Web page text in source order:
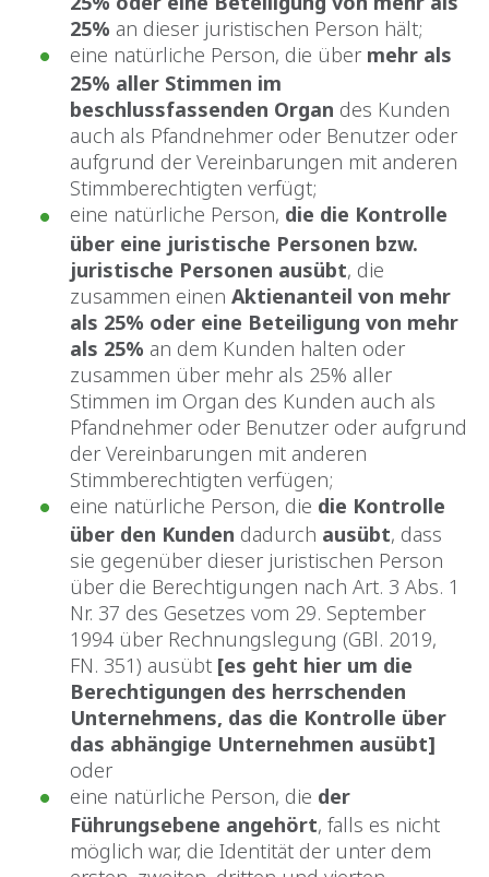
25% an dieser juristischen Person hält;
eine natürliche Person, die über mehr als
25% aller Stimmen im
beschlussfassenden Organ des Kunden
auch als Pfandnehmer oder Benutzer oder
aufgrund der Vereinbarungen mit anderen
Stimmberechtigten verfügt;
eine natürliche Person, die die Kontrolle
über eine juristische Personen bzw.
juristische Personen ausübt, die
zusammen einen Aktienanteil von mehr
als 25% oder eine Beteiligung von mehr
als 25% an dem Kunden halten oder
zusammen über mehr als 25% aller
Stimmen im Organ des Kunden auch als
Pfandnehmer oder Benutzer oder aufgrund
der Vereinbarungen mit anderen
Stimmberechtigten verfügen;
eine natürliche Person, die die Kontrolle
über den Kunden dadurch ausübt, dass
sie gegenüber dieser juristischen Person
über die Berechtigungen nach Art. 3 Abs. 1
Nr. 37 des Gesetzes vom 29. September
1994 über Rechnungslegung (GBl. 2019,
FN. 351) ausübt [es geht hier um die
Berechtigungen des herrschenden
Unternehmens, das die Kontrolle über
das abhängige Unternehmen ausübt]
oder
eine natürliche Person, die der
Führungsebene angehört, falls es nicht
möglich war, die Identität der unter dem